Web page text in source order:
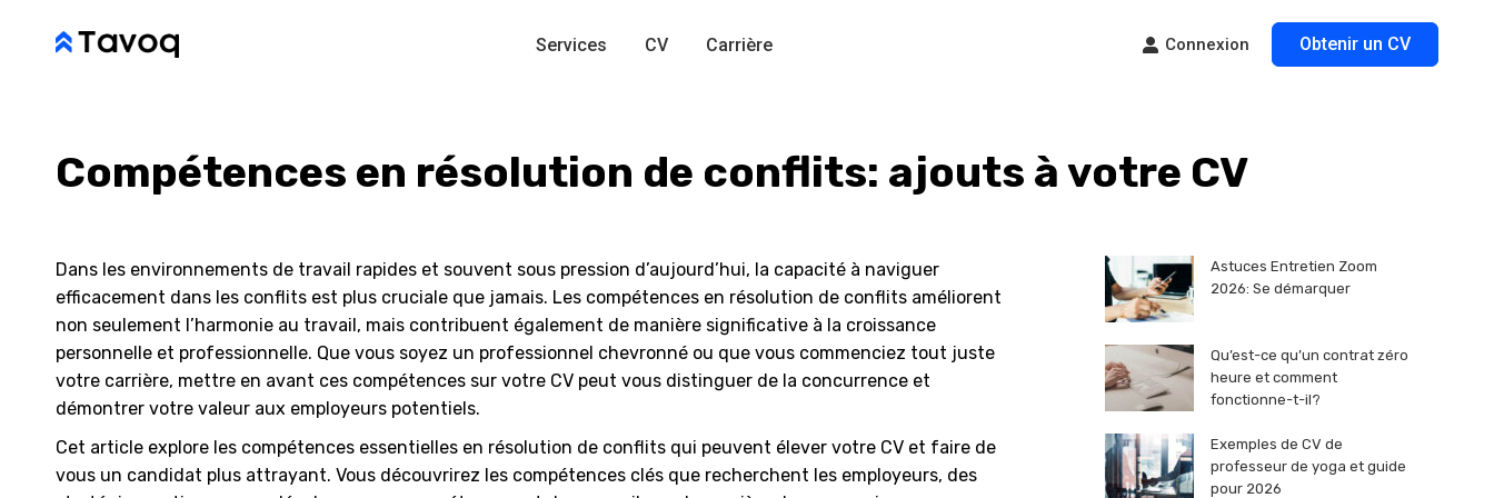
Services CV Carrière Connexion Obtenir un CV
Compétences en résolution de conflits: ajouts à votre CV
Dans les environnements de travail rapides et souvent sous pression d’aujourd’hui, la capacité à naviguer
efficacement dans les conflits est plus cruciale que jamais. Les compétences en résolution de conflits améliorent
non seulement l’harmonie au travail, mais contribuent également de manière significative à la croissance
personnelle et professionnelle. Que vous soyez un professionnel chevronné ou que vous commenciez tout juste
votre carrière, mettre en avant ces compétences sur votre CV peut vous distinguer de la concurrence et
démontrer votre valeur aux employeurs potentiels.
Cet article explore les compétences essentielles en résolution de conflits qui peuvent élever votre CV et faire de
vous un candidat plus attrayant. Vous découvrirez les compétences clés que recherchent les employeurs, des
Astuces Entretien Zoom
2026: Se démarquer
Qu’est-ce qu’un contrat zéro
heure et comment
fonctionne-t-il?
Exemples de CV de
professeur de yoga et guide
pour 2026